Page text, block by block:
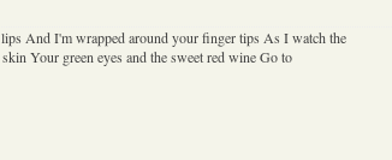
And I'm wrapped around your finger tips As I watch the
Your green eyes and the sweet red wine Go to